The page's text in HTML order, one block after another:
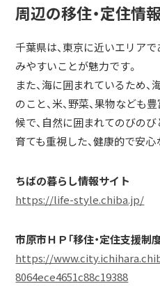
周辺の移住・定住情報
千葉県は、東京に近いエリア
みやすいことが魅力です。
また、海に囲まれているため
のこと、米、野菜、果物なども
候で、自然に囲まれてのびの
育ても重視した、健康的で安
ちばの暮らし情報サイト
https://life-style.chiba.jp/
市原市ＨＰ「移住・定住支援制度
https://
8064ece4651c88c19388